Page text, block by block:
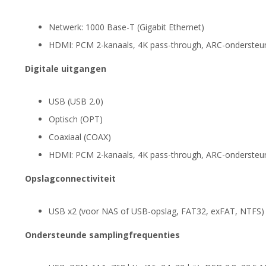
Netwerk: 1000 Base-T (Gigabit Ethernet)
HDMI: PCM 2-kanaals, 4K pass-through, ARC-
Digitale uitgangen
USB (USB 2.0)
Optisch (OPT)
Coaxiaal (COAX)
HDMI: PCM 2-kanaals, 4K pass-through, ARC-
Opslagconnectiviteit
USB x2 (voor NAS of USB-opslag, FAT32, exFAT, NTFS)
Ondersteunde samplingfrequenties